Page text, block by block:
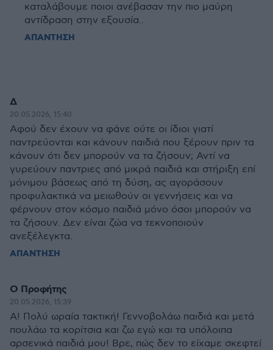
καταλάβουμε ποιοι ανέβασαν την πιο μαύρη
αντίδραση στην εξουσία..
ΑΠΑΝΤΗΣΗ
Δ
20.05.2026, 15:40
Αφού δεν έχουν να φάνε ούτε οι ίδιοι γιατί
παντρεύονται και κάνουν παιδιά που ξέρουν πριν τα
κάνουν ότι δεν μπορούν να τα ζήσουν; Αντί να
γυρεύουν παντριες από μικρά παιδιά και στήριξη επί
μόνιμου βάσεως από τη δύση, ας αγοράσουν
προφυλακτικά να μειωθούν οι γεννήσεις και να
φέρνουν στον κόσμο παιδιά μόνο όσοι μπορούν να
τα ζήσουν. Δεν είναι ζώα να τεκνοποιούν
ανεξέλεγκτα.
ΑΠΑΝΤΗΣΗ
Ο Προφήτης
20.05.2026, 15:39
Α! Πολύ ωραία τακτική! Γεννοβολάω παιδιά και μετά
πουλάω τα κορίτσια και ζω εγώ και τα υπόλοιπα
αρσενικά παιδιά μου! Βρε, πώς δεν το είχαμε σκεφτεί